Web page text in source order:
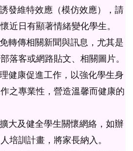
發維特效應（模仿效應），請
近日有顯著情緒變化學生。
轉傳相關新聞與訊息，尤其是
落客或網路貼文、相關圖片。
健康促進工作，以強化學生身
之專業性，營造溫馨而健康的
大及健全學生關懷網絡，如辦
培訓計畫，將家長納入。